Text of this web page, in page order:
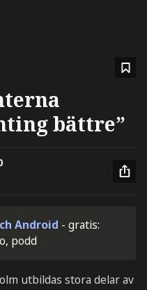
bättre”
Android - gratis:
podd
utbildas stora delar av